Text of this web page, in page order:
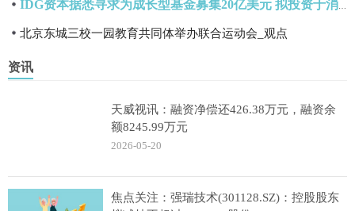
北京东城三校一园教育共同体举办联合运动会_观点
资讯
天威视讯：融资净偿还426.38万元，融资余
额8245.99万元
2026-05-20
焦点关注：强瑞技术(301128.SZ)：控股股东